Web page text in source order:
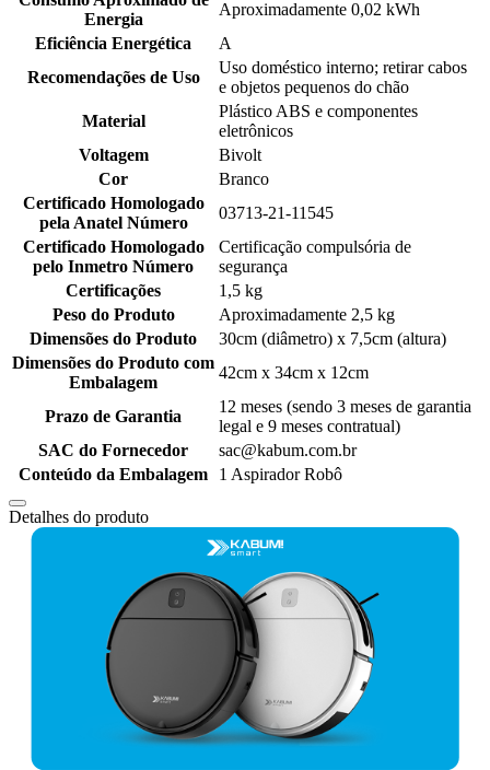
Energia
Aproximadamente 0,02 kWh
Eficiência Energética
A
Recomendações de Uso
Uso doméstico interno; retirar cabos
e objetos pequenos do chão
Material
Plástico ABS e componentes
eletrônicos
Voltagem
Bivolt
Cor
Branco
Certificado Homologado
pela Anatel Número
03713-21-11545
Certificado Homologado
pelo Inmetro Número
Certificação compulsória de
segurança
Certificações
1,5 kg
Peso do Produto
Aproximadamente 2,5 kg
Dimensões do Produto
30cm (diâmetro) x 7,5cm (altura)
Dimensões do Produto com
Embalagem
42cm x 34cm x 12cm
Prazo de Garantia
12 meses (sendo 3 meses de garantia
legal e 9 meses contratual)
SAC do Fornecedor
sac@kabum.com.br
Conteúdo da Embalagem
1 Aspirador Robô
Detalhes do produto